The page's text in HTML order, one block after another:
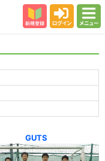
GUTS